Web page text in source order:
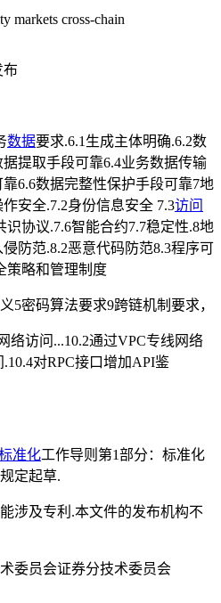
markets cross-chain
布
数据要求.6.1生成主体明确.6.2数
提取手段可靠6.4业务数据传输
6.6数据完整性保护手段可靠7地
安全.7.2身份信息安全 7.3访问
识协议.7.6智能合约7.7稳定性.8地
防范.8.2恶意代码防范8.3程序可
策略和管理制度
5密码算法要求9跨链机制要求，
络访问...10.2通过VPC专线网络
对RPC接口增加API鉴
准化工作导则第1部分：标准化
定起草.
涉及专利.本文件的发布机构不
委员会证券分技术委员会